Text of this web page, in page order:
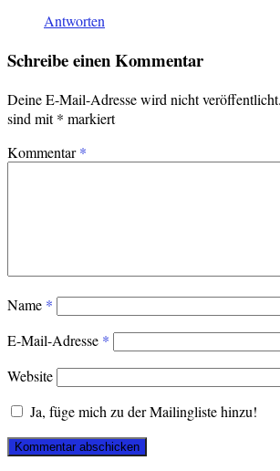
Antworten
Schreibe einen Kommentar
Deine E-Mail-Adresse wird nicht veröffentlicht.
sind mit* markiert
Kommentar*
Name *
E-Mail-Adresse *
Website
Ja, füge mich zu der Mailingliste hinzu!